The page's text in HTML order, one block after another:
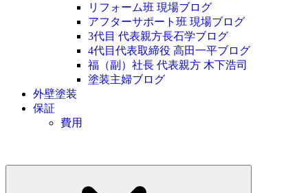
リフォーム班 現場ブログ
アフターサポート班 現場ブログ
3代目 代表親方長石学ブログ
4代目代表取締役 高田一平ブログ
福（副）社長 代表親方 木下浩司
塗装主婦ブログ
外壁塗装
保証
費用